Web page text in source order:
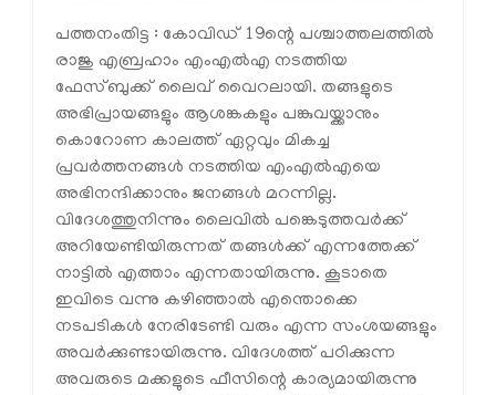
പത്തനംതിട്ട : കോവിഡ് 19ന്റെ പശ്ചാത്തലത്തില്‍
രാജു എബ്രഹാം എംഎല്‍എ നടത്തിയ
ഫേസ്ബുക്ക് ലൈവ് വൈറലായി. തങ്ങളുടെ
അഭിപ്രായങ്ങളും ആശങ്കകളും പങ്കുവയ്ക്കാനും
കൊറോണ കാലത്ത് ഏറ്റവും മികച്ച
പ്രവര്‍ത്തനങ്ങള്‍ നടത്തിയ എംഎല്‍എയെ
അഭിനന്ദിക്കാനും ജനങ്ങള്‍ മറന്നില്ല.
വിദേശത്തുനിന്നും ലൈവില്‍ പങ്കെടുത്തവര്‍ക്ക്
അറിയേണ്ടിയിരുന്നത് തങ്ങള്‍ക്ക് എന്നത്തേക്ക്
നാട്ടില്‍ എത്താം എന്നതായിരുന്നു. കൂടാതെ
ഇവിടെ വന്നു കഴിഞ്ഞാല്‍ എന്തൊക്കെ
നടപടികള്‍ നേരിടേണ്ടി വരും എന്ന സംശയങ്ങളും
അവര്‍ക്കുണ്ടായിരുന്നു. വിദേശത്ത് പഠിക്കുന്ന
അവരുടെ മക്കളുടെ ഫീസിന്റെ കാര്യമായിരുന്നു